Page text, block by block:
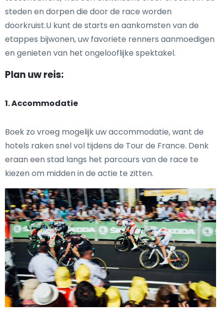
steden en dorpen die door de race worden
doorkruist.U kunt de starts en aankomsten van de
etappes bijwonen, uw favoriete renners aanmoedigen
en genieten van het ongelooflijke spektakel.
Plan uw reis:
1. Accommodatie
Boek zo vroeg mogelijk uw accommodatie, want de
hotels raken snel vol tijdens de Tour de France. Denk
eraan een stad langs het parcours van de race te
kiezen om midden in de actie te zitten.